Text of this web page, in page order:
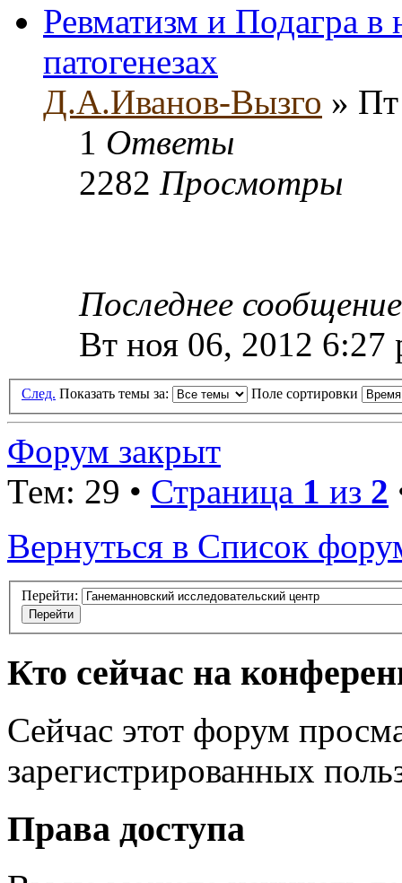
Ревматизм и Подагра
патогенезах
Д.А.Иванов-Вызго »
1 Ответы
2282 Просмотры
Последнее
Вт ноя 06, 2012 6:27
След. Показать темы за: Поле сортировки
Форум закрыт
Тем: 29 • Страница 1 из 2
Вернуться в Список
Перейти:
Кто сейчас на
Сейчас этот форум
зарегистрированных
Права доступа